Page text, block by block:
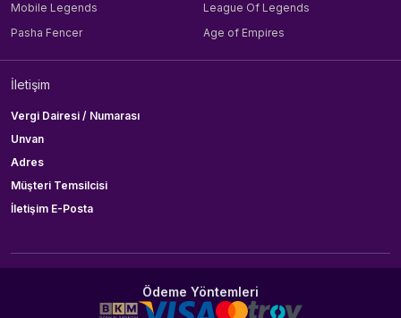
Mobile Legends
League Of Legends
Pasha Fencer
Age of Empires
İletişim
Vergi Dairesi / Numarası
Unvan
Adres
Müşteri Temsilcisi
İletişim E-Posta
Ödeme Yöntemleri